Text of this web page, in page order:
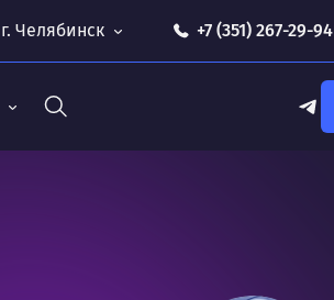
г. Челябинск +7 (351) 267-29-94